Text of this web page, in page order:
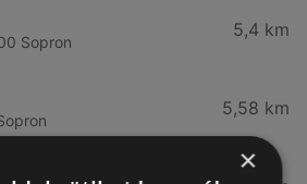
Sopron
5,4 km
5,58 km
×